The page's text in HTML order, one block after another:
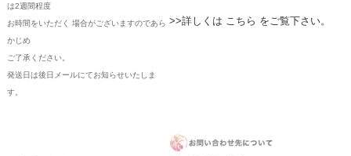
は2週間程度
お時間をいただく 場合がございますのであら
かじめ
ご了承ください。
発送日は後日メールにてお知らせいたしま
す。
>>詳しくは こちら をご覧下さい。